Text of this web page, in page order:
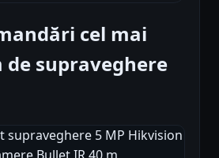
cel mai
de supraveghere